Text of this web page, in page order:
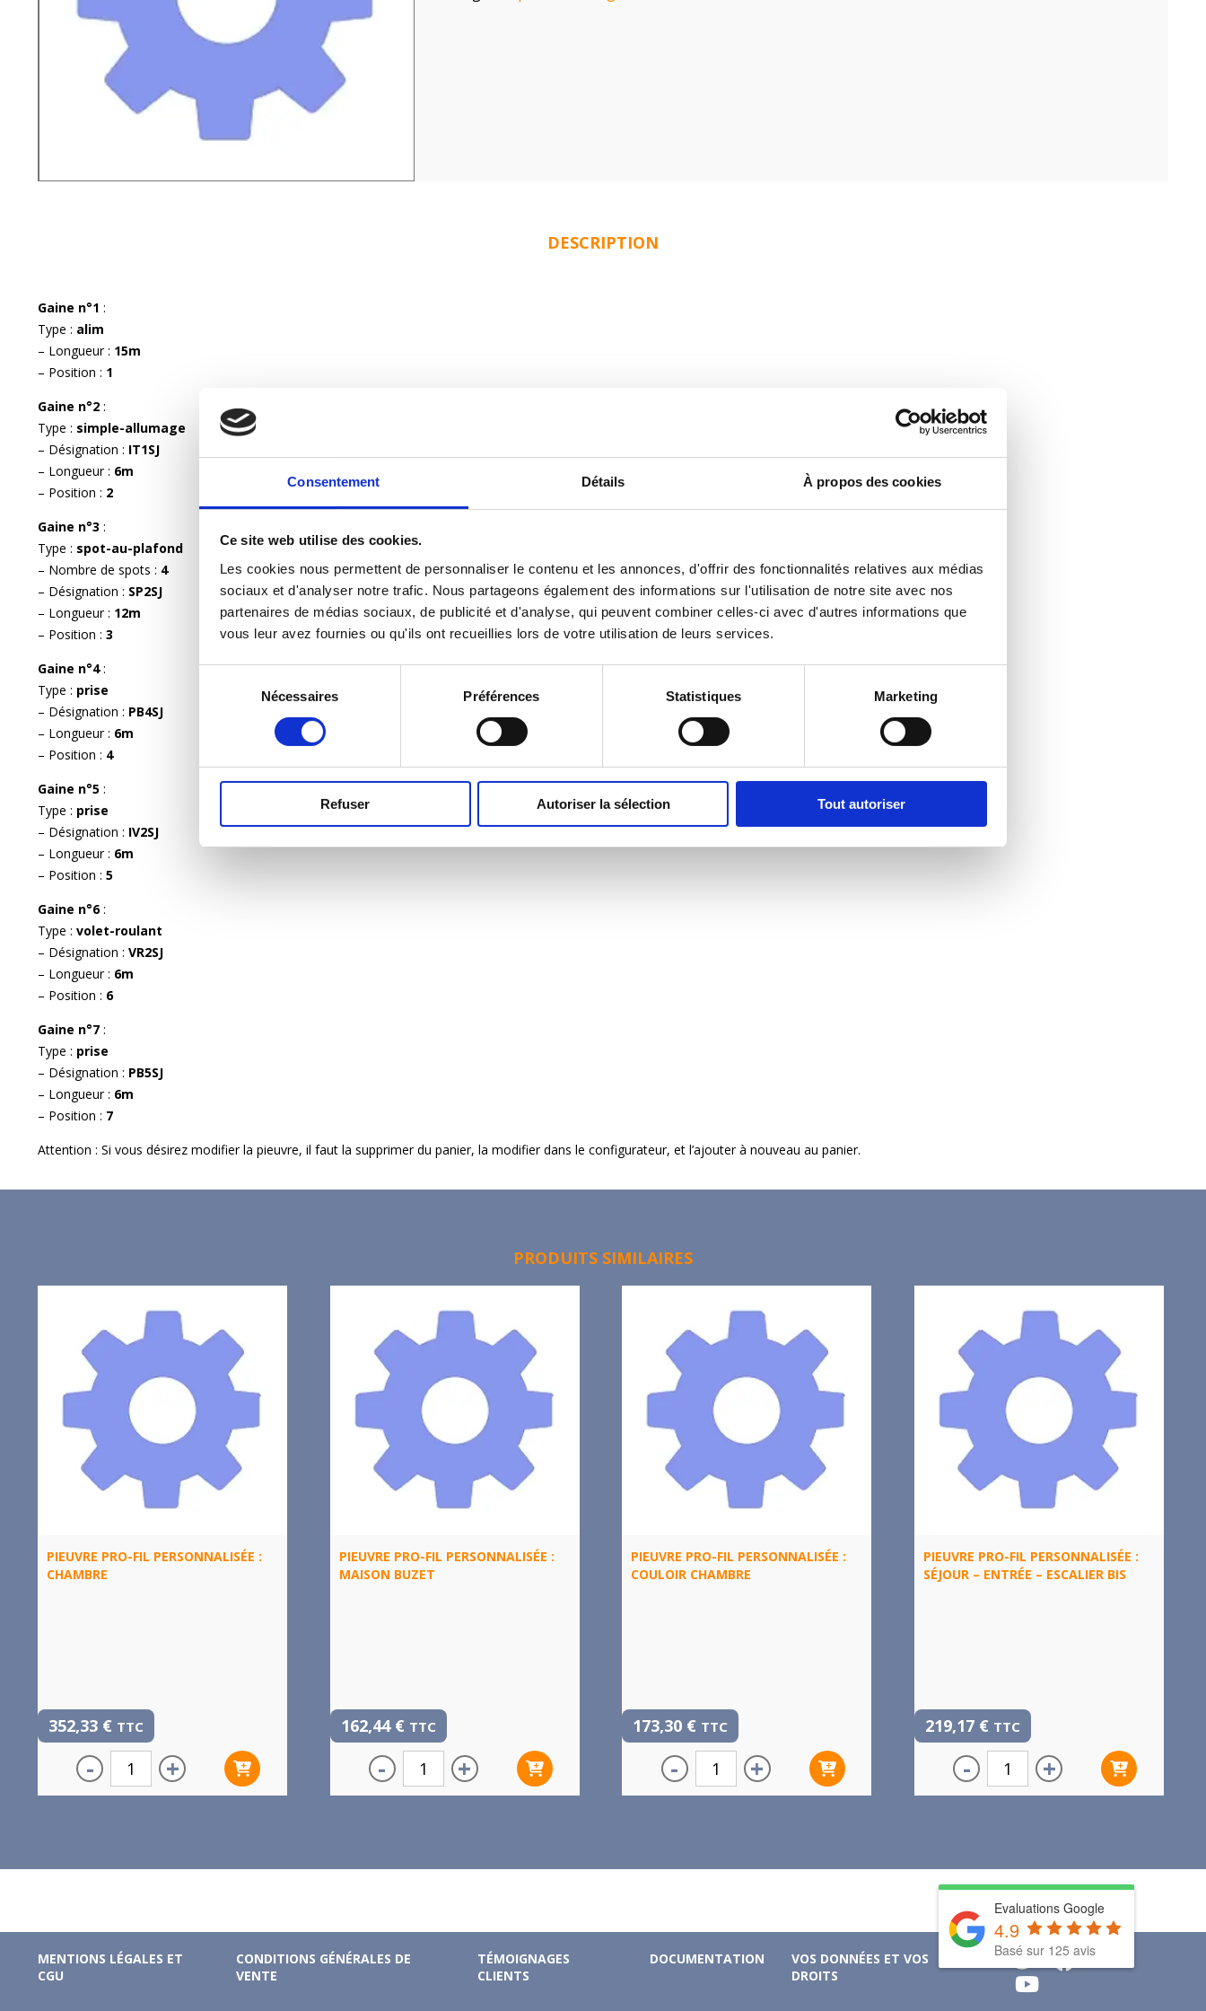
Consentement Détails À propos des cookies
Ce site web utilise des cookies.
Les cookies nous permettent de personnaliser le contenu et les annonces, d'offrir des fonctionnalités relatives aux médias
sociaux et d'analyser notre trafic. Nous partageons également des informations sur l'utilisation de notre site avec nos
partenaires de médias sociaux, de publicité et d'analyse, qui peuvent combiner celles-ci avec d'autres informations que
vous leur avez fournies ou qu'ils ont recueillies lors de votre utilisation de leurs services.
consentement
Nécessaires Préférences Statistiques Marketing
Refuser Autoriser la sélection Tout autoriser
DESCRIPTION
Gaine n°1 :
Type : alim
– Longueur : 15m
– Position : 1
Gaine n°2 :
Type : simple-allumage
– Désignation : IT1SJ
– Longueur : 6m
– Position : 2
Gaine n°3 :
Type : spot-au-plafond
– Nombre de spots : 4
– Désignation : SP2SJ
– Longueur : 12m
– Position : 3
Gaine n°4:
Type : prise
– Désignation : PB4SJ
– Longueur : 6m
– Position : 4
Gaine n°5 :
Type : prise
– Désignation : IV2SJ
– Longueur : 6m
– Position : 5
Gaine n°6:
Type : volet-roulant
– Désignation : VR2SJ
– Longueur : 6m
– Position : 6
Gaine n°7 :
Type : prise
– Désignation : PB5SJ
– Longueur : 6m
– Position : 7
Attention : Si vous désirez modifier la pieuvre, il faut la supprimer du panier, la modifier dans le configurateur, et l’ajouter à nouveau au panier.
PRODUITS SIMILAIRES
PIEUVRE PRO-FIL PERSONNALISÉE :
CHAMBRE
352,33 € TTC
- +
PIEUVRE PRO-FIL PERSONNALISÉE :
MAISON BUZET
162,44 € TTC
- +
PIEUVRE PRO-FIL PERSONNALISÉE :
COULOIR CHAMBRE
173,30 € TTC
- +
PIEUVRE PRO-FIL PERSONNALISÉE :
SÉJOUR – ENTRÉE – ESCALIER BIS
219,17 € TTC
- +
MENTIONS LÉGALES ET
CGU
CONDITIONS GÉNÉRALES DE
VENTE
TÉMOIGNAGES
CLIENTS
DOCUMENTATION
VOS DONNÉES ET VOS
DROITS
Evaluations Google
4.9
Basé sur 125 avis